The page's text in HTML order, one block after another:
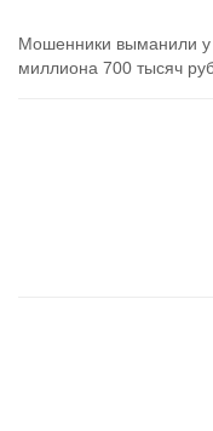
Мошенники выманили у
миллиона 700 тысяч